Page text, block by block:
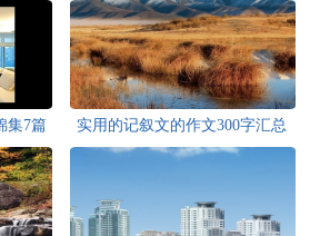
集7篇
实用的记叙文的作文300字汇总
八篇